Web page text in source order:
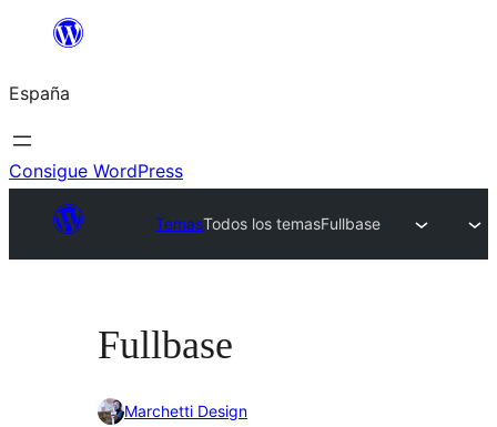
Saltar
contenido
España
Consigue WordPress
TemasTodos los temasFullbase
Fullbase
Marchetti Design